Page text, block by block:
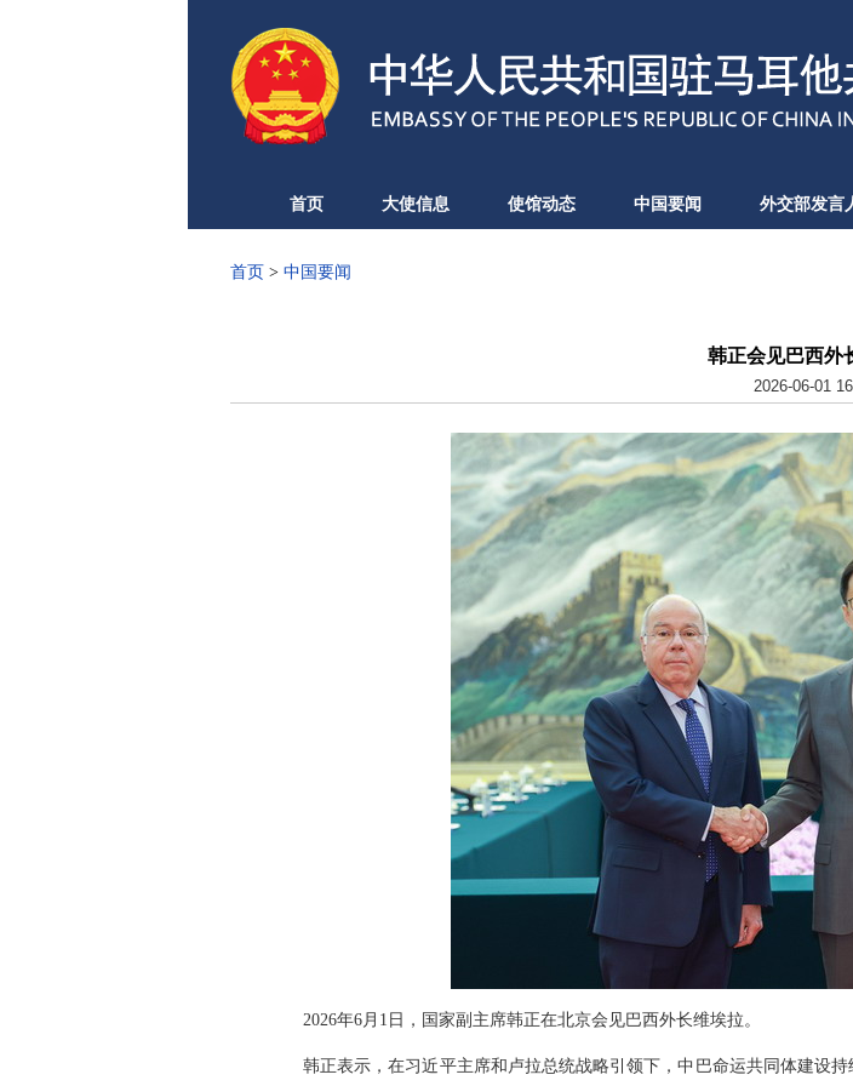
首页 大使信息 使馆动态 中国要闻 外交部发言
首页 > 中国要闻
韩正会见巴西外
2026-06-01
2026年6月1日，国家副主席韩正在北京会见巴西外长维埃拉。
韩正表示，在习近平主席和卢拉总统战略引领下，中巴命运共同体建设